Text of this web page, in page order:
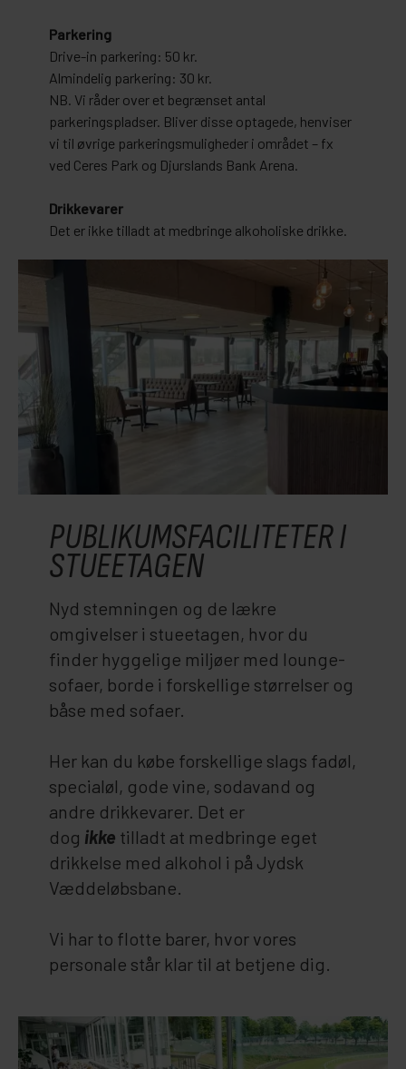
Parkering
Drive-in parkering: 50 kr.
Almindelig parkering: 30 kr.
NB. Vi råder over et begrænset antal
parkeringspladser. Bliver disse optagede, henviser
vi til øvrige parkeringsmuligheder i området – fx
ved Ceres Park og Djurslands Bank Arena.
Drikkevarer
Det er ikke tilladt at medbringe alkoholiske drikke.
PUBLIKUMSFACILITETER I
STUEETAGEN
Nyd stemningen og de lækre
omgivelser i stueetagen, hvor du
finder hyggelige miljøer med lounge-
sofaer, borde i forskellige størrelser og
båse med sofaer.
Her kan du købe forskellige slags fadøl,
specialøl, gode vine, sodavand og
andre drikkevarer. Det er
dog ikke tilladt at medbringe eget
drikkelse med alkohol i på Jydsk
Væddeløbsbane.
Vi har to flotte barer, hvor vores
personale står klar til at betjene dig.